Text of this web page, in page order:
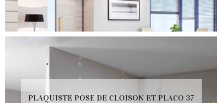
PLAQUISTE POSE DE CLOISON ET PLACO 37